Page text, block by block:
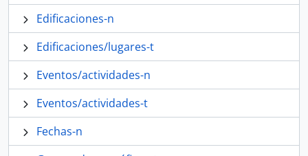
Edificaciones-n
Edificaciones/lugares-t
Eventos/actividades-n
Eventos/actividades-t
Fechas-n